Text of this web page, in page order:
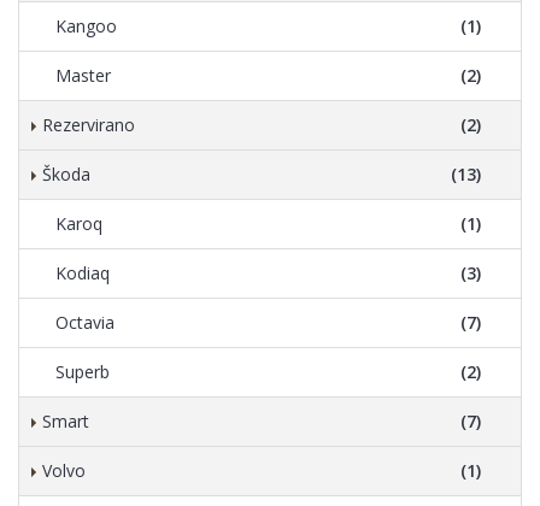
Kangoo (1)
Master (2)
Rezervirano (2)
Škoda (13)
Karoq (1)
Kodiaq (3)
Octavia (7)
Superb (2)
Smart (7)
Volvo (1)